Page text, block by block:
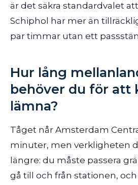
är det säkra standardvalet
Schiphol har mer än
par timmar utan ett
Hur lång
behöver du för att
lämna?
Tåget når Amsterdam
minuter, men verkligheten
längre: du måste passera
gå till och från stationen, och